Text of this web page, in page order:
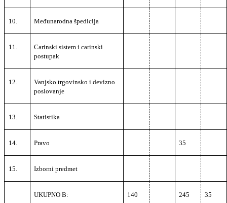
10. Međunarodna špedicija
11.
Carinski sistem i carinski
postupak
12.
Vanjsko trgovinsko i devizno
poslovanje
13. Statistika
14. Pravo 35
15. Izborni predmet
UKUPNO B: 140 245 35